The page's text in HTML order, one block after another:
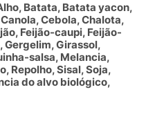
Batata, Batata yacon,
Cebola, Chalota,
Feijão-caupi, Feijão-
Gergelim, Girassol,
salsa, Melancia,
Repolho, Sisal, Soja,
do alvo biológico,